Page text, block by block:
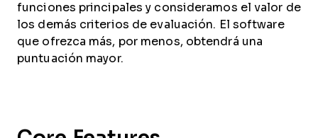
funciones principales y consideramos el valor de
los demás criterios de evaluación. El software
que ofrezca más, por menos, obtendrá una
puntuación mayor.